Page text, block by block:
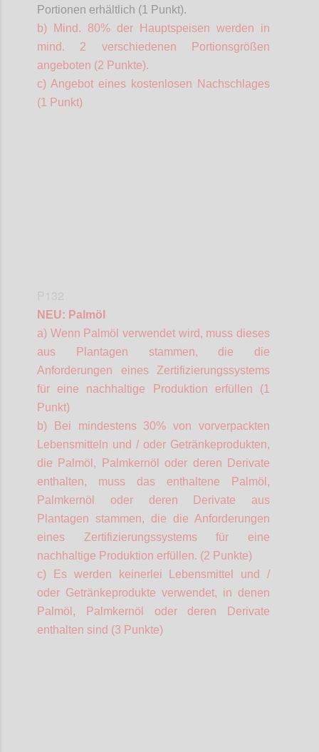
Portionen erhältlich (1 Punkt).
b) Mind. 80% der Hauptspeisen werden in
mind. 2 verschiedenen Portionsgrößen
angeboten (2 Punkte).
c) Angebot eines kostenlosen Nachschlages
(1 Punkt)
NEU: Palmöl
a) Wenn Palmöl verwendet wird, muss dieses
aus Plantagen stammen, die die
Anforderungen eines Zertifizierungssystems
für eine nachhaltige Produktion erfüllen (1
Punkt)
b) Bei mindestens 30% von vorverpackten
Lebensmitteln und / oder Getränkeprodukten,
die Palmöl,
Palmkernöl
oder deren Derivate
enthalten, muss das enthaltene Palmöl,
Palmkernöl
oder deren Derivate aus
Plantagen stammen, die die Anforderungen
eines Zertifizierungssystems für eine
nachhaltige Produktion erfüllen. (2 Punkte)
c) Es werden keinerlei Lebensmittel und /
oder Getränkeprodukte verwendet, in denen
Palmöl,
Palmkernöl
oder deren Derivate
enthalten sind (3 Punkte)